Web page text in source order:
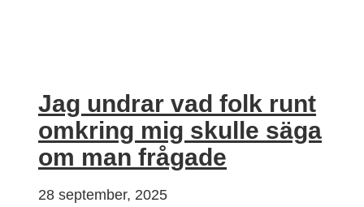
Jag undrar vad folk runt
omkring mig skulle säga
om man frågade
28 september, 2025